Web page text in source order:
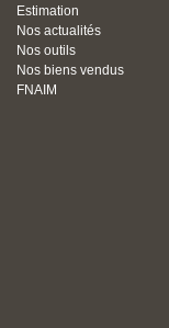
Estimation
Nos actualités
Nos outils
Nos biens vendus
FNAIM